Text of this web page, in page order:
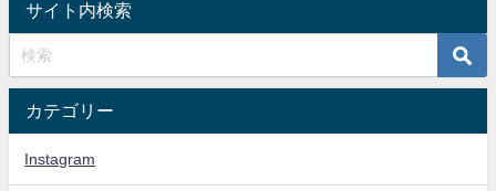
サイト内検索
カテゴリー
Instagram